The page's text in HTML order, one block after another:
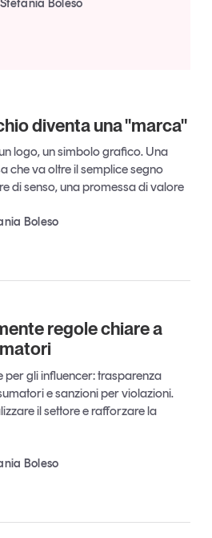
Newsletter
Boleso
diventa una "marca"
logo, un simbolo grafico. Una
che va oltre il semplice segno
di senso, una promessa di valore
Boleso
regole chiare a
gli influencer: trasparenza
e sanzioni per violazioni.
il settore e rafforzare la
Boleso